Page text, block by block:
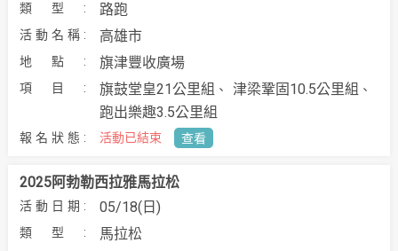
路跑
高雄市
旗津豐收廣場
旗鼓堂皇21公里組
津梁鞏固10.5公里組
跑出樂趣3.5公里組
活動已結束 查看
05/18(日)
馬拉松
2025阿勃勒西拉雅馬拉松